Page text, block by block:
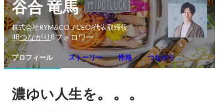
谷合 竜馬
株式会社RYM&CO. / CEO/代表取締役
48つながり 8フォロワー
プロフィール ストーリー 性格 つながり
濃ゆい人生を。。。